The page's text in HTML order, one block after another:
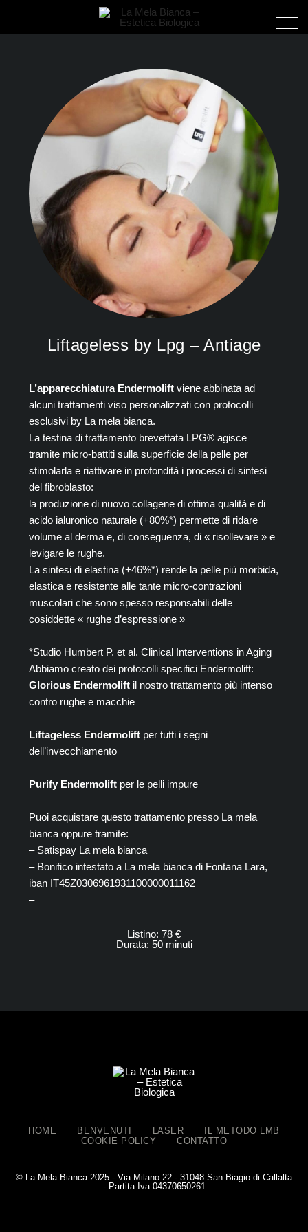
Liftageless by Lpg – Antiage
L’apparecchiatura Endermolift viene abbinata ad
alcuni trattamenti viso personalizzati con protocolli
esclusivi by La mela bianca.
La testina di trattamento brevettata LPG® agisce
tramite micro-battiti sulla superficie della pelle per
stimolarla e riattivare in profondità i processi di sintesi
del fibroblasto:
la produzione di nuovo collagene di ottima qualità e di
acido ialuronico naturale (+80%*) permette di ridare
volume al derma e, di conseguenza, di « risollevare » e
levigare le rughe.
La sintesi di elastina (+46%*) rende la pelle più morbida,
elastica e resistente alle tante micro-contrazioni
muscolari che sono spesso responsabili delle
cosiddette « rughe d’espressione »
*Studio Humbert P. et al. Clinical Interventions in Aging
Abbiamo creato dei protocolli specifici Endermolift:
Glorious Endermolift il nostro trattamento più intenso
contro rughe e macchie
Liftageless Endermolift per tutti i segni
dell’invecchiamento
Purify Endermolift per le pelli impure
Puoi acquistare questo trattamento presso La mela
bianca oppure tramite:
– Satispay La mela bianca
– Bonifico intestato a La mela bianca di Fontana Lara,
iban IT45Z0306961931100000011162
–
Listino: 78 €
Durata: 50 minuti
HOME BENVENUTI LASER
IL METODO LMB
COOKIE POLICY
CONTATTO
© La Mela Bianca 2025 - Via Milano 22 - 31048 San Biagio di Callalta
- Partita Iva 04370650261